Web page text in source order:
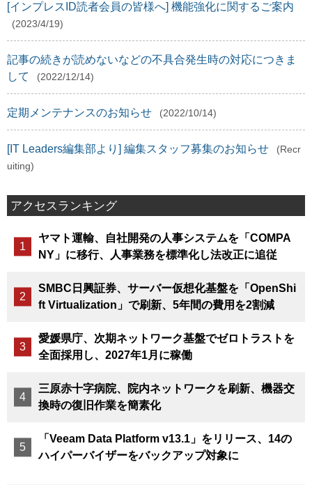
[インプレスID読者会員の皆様へ] 機能強化に関するご案内
(2023/4/19)
記事の続きが読めないなどの不具合発生時の対応につきま
して
(2022/12/14)
定期メンテナンスのお知らせ (2022/10/14)
[IT Leaders編集部より] 編集スタッフ募集のお知らせ
(Recr
uiting)
アクセスランキング
ヤマト運輸、自社開発の人事システムを「COMPA
NY」に移行、人事業務を標準化し法改正に追従
SMBC日興証券、サーバー仮想化基盤を「OpenShi
ft Virtualization」で刷新、5年間の費用を2割減
愛媛県庁、次期ネットワーク基盤でゼロトラストを
全面採用し、2027年1月に稼働
三原赤十字病院、院内ネットワークを刷新、機器交
換時の復旧作業を簡素化
「Veeam Data Platform v13.1」をリリース、14の
ハイパーバイザーをバックアップ対象に